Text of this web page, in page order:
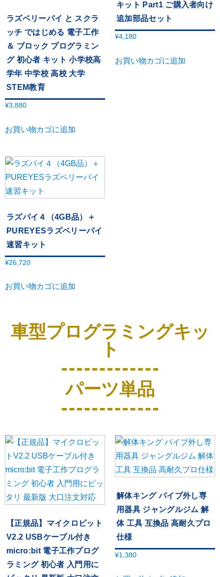
ラズベリーパイ と スクラ
ッチ ではじめる 電子工作
＆ ブロック プログラミン
グ 初心者 キット 小学校高
学年 中学校 高校 大学
STEM教育
¥3,880
お買い物カゴに追加
キット Part1 ご購入者向け
追加部品セット
¥4,180
お買い物カゴに追加
ラズパイ４（4GB品）＋
PUREYESラズベリーパイ
速習キット
¥26,720
お買い物カゴに追加
車型プログラミングキッ
ト
パーツ単品
【正規品】マイクロビット
V2.2 USBケーブル付き
micro:bit 電子工作プログ
ラミング 初心者 入門用に
解体キング パイプ外し専
用器具 ジャングルジム 解
体 工具 互換品 高耐久プロ
仕様
¥1,380